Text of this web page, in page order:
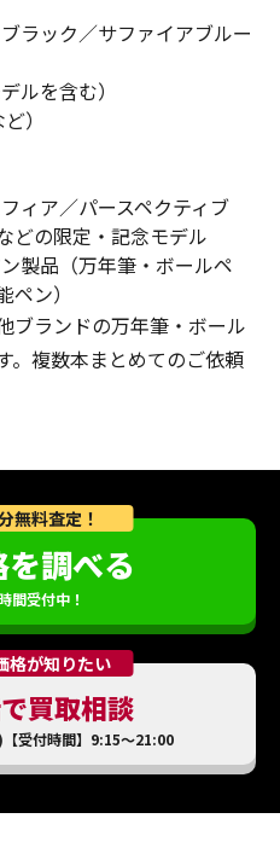
ラック／サファイアブルー
ルを含む）
）
ィア／パースペクティブ
どの限定・記念モデル
製品（万年筆・ボールペ
ン）
ブランドの万年筆・ボール
。複数本まとめてのご依頼
無料査定！
調べる
間受付中！
格が知りたい
買取相談
受付時間】9:15～21:00